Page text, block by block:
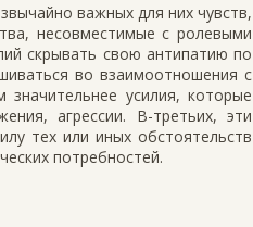
важных для них чувств,
несовместимые с ролевыми
скрывать свою антипатию по
во взаимоотношения с
усилия, которые
агрессии. В-третьих, эти
тех или иных обстоятельств
потребностей.